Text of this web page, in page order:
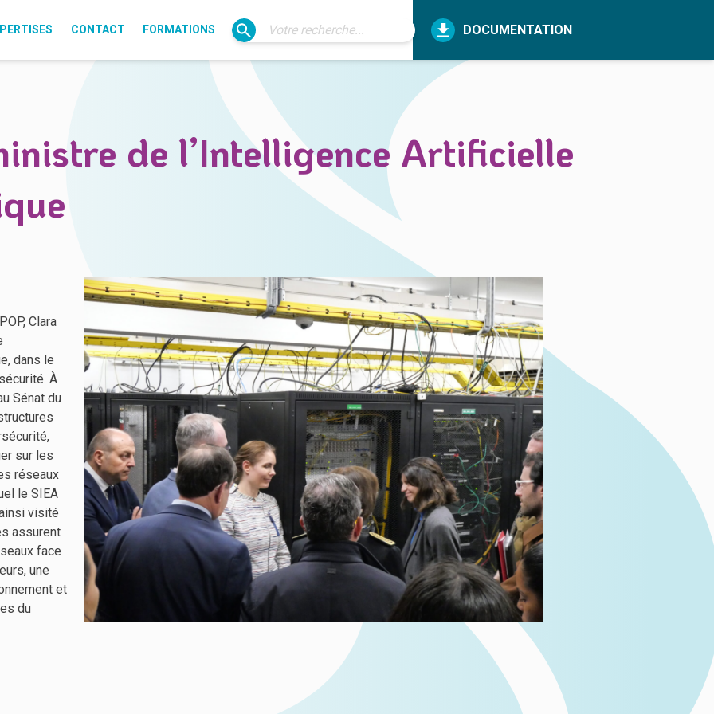
CONTACT FORMATIONS DOCUMENTATION
Transition énergétique
IRVE
Fibre (Liain)
Usages du numérique
de l’Intelligence Artificielle
Clara
dans le
À
Sénat du
sur les
réseaux
le SIEA
visité
assurent
face
une
et
du